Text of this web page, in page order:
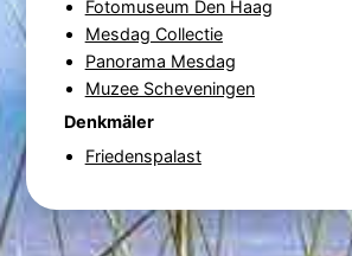
Fotomuseum Den Haag
Mesdag Collectie
Panorama Mesdag
Muzee Scheveningen
Denkmäler
Friedenspalast